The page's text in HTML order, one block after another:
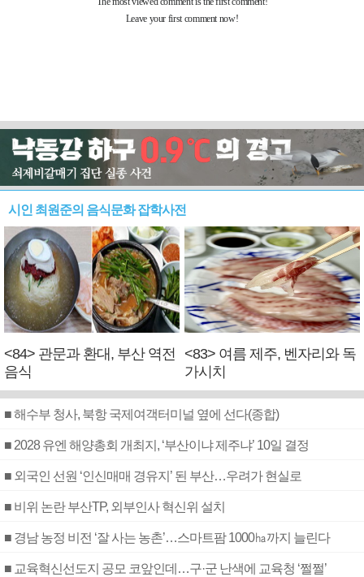
시인 최원준의 음식문화 잡학사전
<84> 관문과 환대, 부산 역전
음식
<83> 여름 제주, 벤자리와 독
가시치
■ 해수부 청사, 북항 국제여객터미널 옆에 선다(종합)
■ 2028 유엔 해양총회 개최지, ‘부산이냐 제주냐’ 10일 결정
■ 외국인 선원 ‘인신매매 경유지’ 된 부산…우려가 현실로
■ 비위 논란 부산TP, 외부인사 혁신위 설치
■ 경남 농정 비전 ‘잘 사는 농촌’…스마트팜 1000㏊까지 늘린다
■ 교육혁신선도지 공모 코앞인데…구·군 난색에 교육청 ‘쩔쩔’